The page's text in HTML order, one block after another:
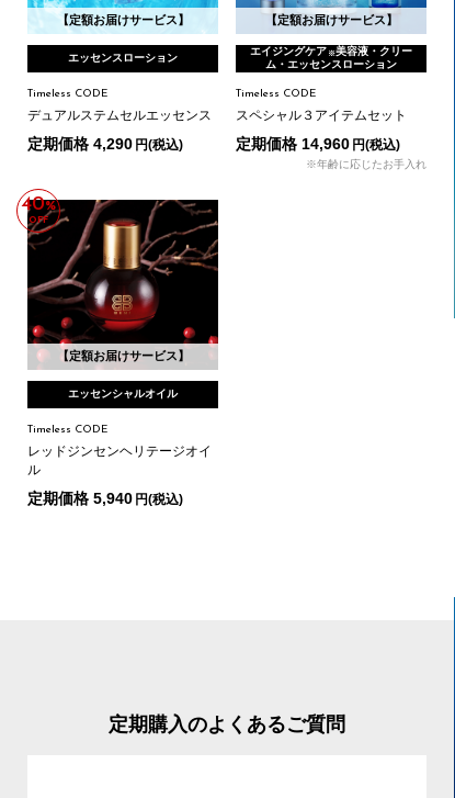
【定額お届けサービス】
エッセンスローション
Timeless CODE
デュアルステムセルエッセンス
定期価格 4,290 円(税込)
【定額お届けサービス】
エイジングケア ※美容液・クリー
ム・エッセンスローション
※年齢に応じたお手入れ
Timeless CODE
スペシャル３アイテムセット
定期価格 14,960 円(税込)
【定額お届けサービス】
40%
OFF
エッセンシャルオイル
Timeless CODE
レッドジンセンヘリテージオイ
ル
定期価格 5,940 円(税込)
定期購入のよくあるご質問